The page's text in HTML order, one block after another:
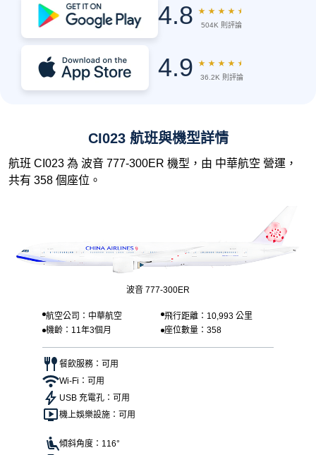
4.8 ★ ★ ★ ★ ★
504K 則評論
4.9 ★ ★ ★ ★ ★
36.2K 則評論
CI023 航班與機型詳情
航班 CI023 為 波音 777-300ER 機型，由 中華航空 營運，
共有 358 個座位。
波音 777-300ER
航空公司：中華航空
飛行距離：10,993 公里
機齡：11年3個月
座位數量：358
餐飲服務：可用
Wi-Fi：可用
USB 充電孔：可用
機上娛樂設施：可用
傾斜角度：116°